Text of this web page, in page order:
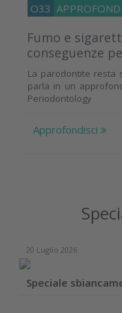
O33
Fumo e
conseguenze
La parodontite resta
parla in un
Periodontology
Approfondisci
20 Luglio 2026
Speciale